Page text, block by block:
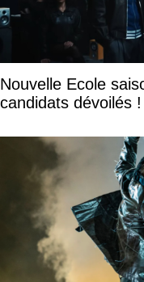
Nouvelle Ecole
candidats dévoilés !